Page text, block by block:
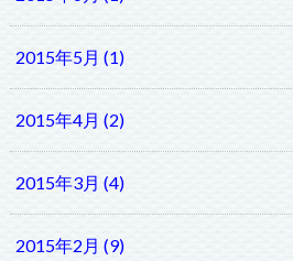
2015年5月 (1)
2015年4月 (2)
2015年3月 (4)
2015年2月 (9)